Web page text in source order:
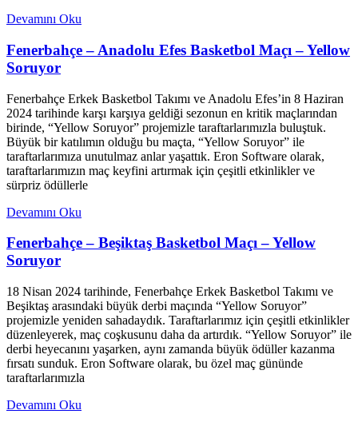
Devamını Oku
Fenerbahçe – Anadolu Efes Basketbol Maçı – Yellow
Soruyor
Fenerbahçe Erkek Basketbol Takımı ve Anadolu Efes’in 8 Haziran
2024 tarihinde karşı karşıya geldiği sezonun en kritik maçlarından
birinde, “Yellow Soruyor” projemizle taraftarlarımızla buluştuk.
Büyük bir katılımın olduğu bu maçta, “Yellow Soruyor” ile
taraftarlarımıza unutulmaz anlar yaşattık. Eron Software olarak,
taraftarlarımızın maç keyfini artırmak için çeşitli etkinlikler ve
sürpriz ödüllerle
Devamını Oku
Fenerbahçe – Beşiktaş Basketbol Maçı – Yellow
Soruyor
18 Nisan 2024 tarihinde, Fenerbahçe Erkek Basketbol Takımı ve
Beşiktaş arasındaki büyük derbi maçında “Yellow Soruyor”
projemizle yeniden sahadaydık. Taraftarlarımız için çeşitli etkinlikler
düzenleyerek, maç coşkusunu daha da artırdık. “Yellow Soruyor” ile
derbi heyecanını yaşarken, aynı zamanda büyük ödüller kazanma
fırsatı sunduk. Eron Software olarak, bu özel maç gününde
taraftarlarımızla
Devamını Oku